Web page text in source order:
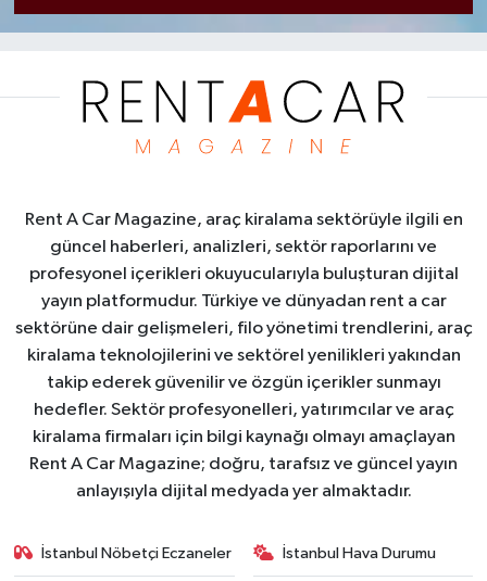
Rent A Car Magazine, araç kiralama sektörüyle ilgili en
güncel haberleri, analizleri, sektör raporlarını ve
profesyonel içerikleri okuyucularıyla buluşturan dijital
yayın platformudur. Türkiye ve dünyadan rent a car
sektörüne dair gelişmeleri, filo yönetimi trendlerini, araç
kiralama teknolojilerini ve sektörel yenilikleri yakından
takip ederek güvenilir ve özgün içerikler sunmayı
hedefler. Sektör profesyonelleri, yatırımcılar ve araç
kiralama firmaları için bilgi kaynağı olmayı amaçlayan
Rent A Car Magazine; doğru, tarafsız ve güncel yayın
anlayışıyla dijital medyada yer almaktadır.
İstanbul Nöbetçi Eczaneler İstanbul Hava Durumu